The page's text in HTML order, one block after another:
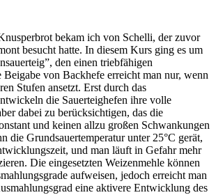
bekam ich von Schelli, der zuvor
besucht hatte. In diesem Kurs ging es um
den einen triebfähigen
Beigabe von Backhefe erreicht man nur, wenn
Stufen ansetzt. Erst durch das
die Sauerteighefen ihre volle
dabei zu berücksichtigen, das die
und keinen allzu großen Schwankungen
die Grundsauertemperatur unter 25°C gerät,
und man läuft in Gefahr mehr
Die eingesetzten Weizenmehle können
aufweisen, jedoch erreicht man
eine aktivere Entwicklung des